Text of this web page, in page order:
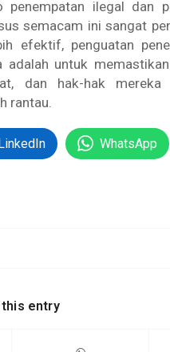
ilegal dan
semacam ini sangat
efektif, penguatan
untuk
dan hak-hak mereka
rantau.
WhatsApp
this entry